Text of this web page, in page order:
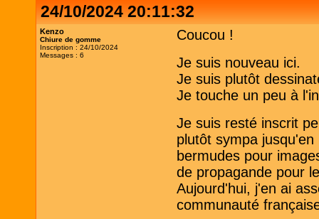
24/10/2024 20:11:32
Kenzo
Chiure de gomme
Inscription : 24/10/2024
Messages : 6
Coucou !
Je suis nouveau ici.
Je suis plutôt
Je touche un peu à
Je suis resté inscrit
plutôt sympa
bermudes pour
de propagande pour
Aujourd'hui, j'en ai
communauté